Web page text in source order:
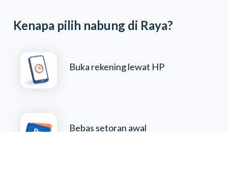
Kenapa pilih nabung di Raya?
Buka rekening lewat HP
Bebas setoran awal